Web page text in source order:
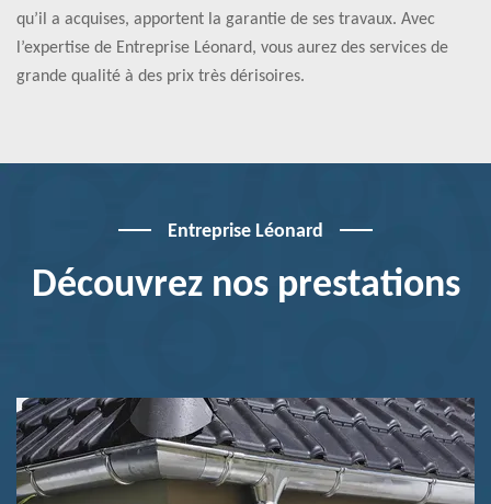
qu’il a acquises, apportent la garantie de ses travaux. Avec
l’expertise de Entreprise Léonard, vous aurez des services de
grande qualité à des prix très dérisoires.
Entreprise Léonard
Découvrez nos prestations